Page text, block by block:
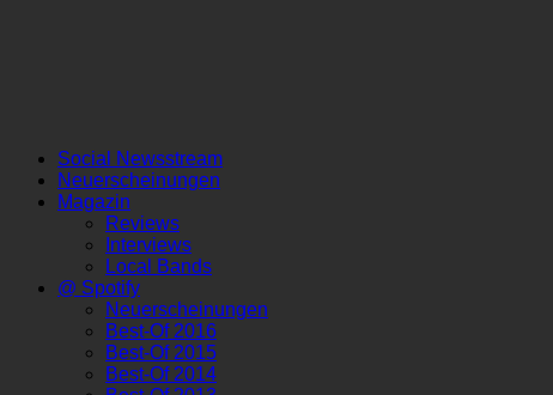
Social Newsstream
Neuerscheinungen
Magazin
Reviews
Interviews
Local Bands
@ Spotify
Neuerscheinungen
Best-Of 2016
Best-Of 2015
Best-Of 2014